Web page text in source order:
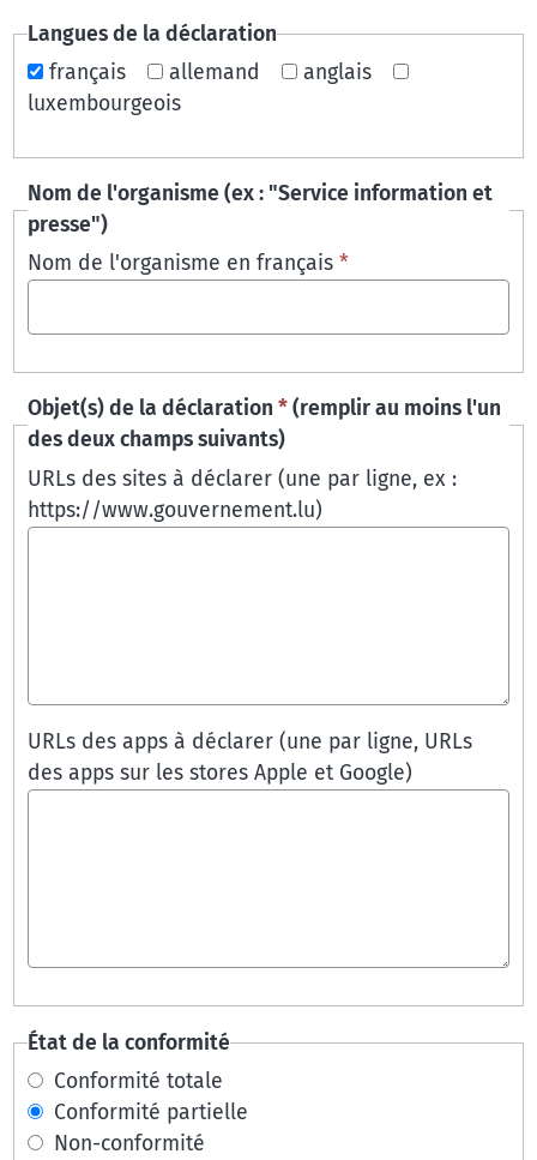
Langues de la déclaration
français
allemand
anglais
luxembourgeois
Nom de l'organisme (ex : "Service information et
presse")
Nom de l'organisme en français *
Objet(s) de la déclaration *(remplir au moins l'un
des deux champs suivants)
URLs des sites à déclarer (une par ligne, ex :
https://www.gouvernement.lu)
URLs des apps à déclarer (une par ligne, URLs
des apps sur les stores Apple et Google)
État de la conformité
Conformité totale
Conformité partielle
Non-conformité